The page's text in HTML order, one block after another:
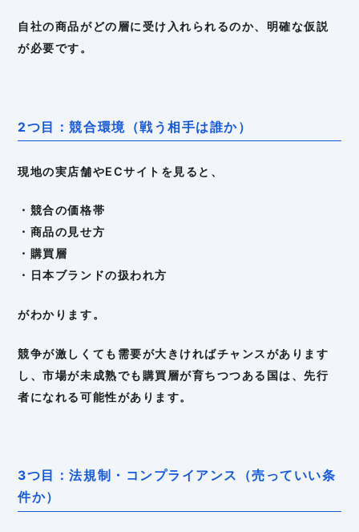
自社の商品がどの層に受け入れられるのか、明確な仮説
が必要です。
2つ目：競合環境（戦う相手は誰か）
現地の実店舗やECサイトを見ると、
・競合の価格帯
・商品の見せ方
・購買層
・日本ブランドの扱われ方
がわかります。
競争が激しくても需要が大きければチャンスがあります
し、市場が未成熟でも購買層が育ちつつある国は、先行
者になれる可能性があります。
3つ目：法規制・コンプライアンス（売っていい条
件か）